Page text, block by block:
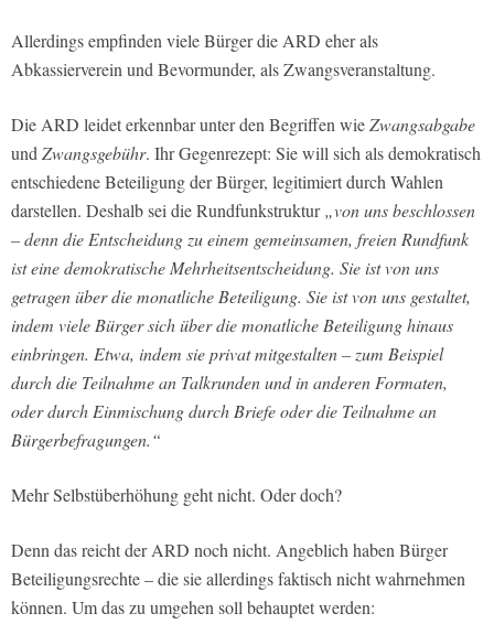
Allerdings empfinden viele Bürger die ARD eher als
Abkassierverein und Bevormunder, als Zwangsveranstaltung.
Die ARD leidet erkennbar unter den Begriffen wieZwangsabgabe
und Zwangsgebühr. Ihr Gegenrezept: Sie will sich als demokratisch
entschiedene Beteiligung der Bürger, legitimiert durch Wahlen
darstellen. Deshalb sei die Rundfunkstruktur„von uns beschlossen
– denn die Entscheidung zu einem gemeinsamen, freien Rundfunk
ist eine demokratische Mehrheitsentscheidung. Sie ist von uns
getragen über die monatliche Beteiligung. Sie ist von uns gestaltet,
indem viele Bürger sich über die monatliche Beteiligung hinaus
einbringen. Etwa, indem sie privat mitgestalten – zum Beispiel
durch die Teilnahme an Talkrunden und in anderen Formaten,
oder durch Einmischung durch Briefe oder die Teilnahme an
Bürgerbefragungen.“
Mehr Selbstüberhöhung geht nicht. Oder doch?
Denn das reicht der ARD noch nicht. Angeblich haben Bürger
Beteiligungsrechte – die sie allerdings faktisch nicht wahrnehmen
können. Um das zu umgehen soll behauptet werden: